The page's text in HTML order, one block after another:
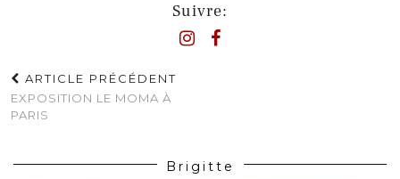
Suivre:
ARTICLE PRÉCÉDENT
EXPOSITION LE MOMA À
PARIS
Brigitte